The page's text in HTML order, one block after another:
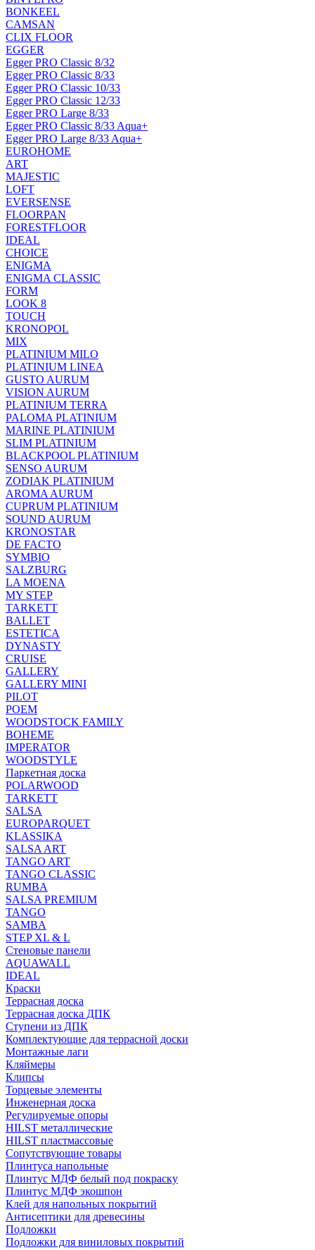
BONKEEL
CAMSAN
CLIX FLOOR
EGGER
Egger PRO Classic 8/32
Egger PRO Classic 8/33
Egger PRO Classic 10/33
Egger PRO Classic 12/33
Egger PRO Large 8/33
Egger PRO Classic 8/33 Aqua+
Egger PRO Large 8/33 Aqua+
EUROHOME
ART
MAJESTIC
LOFT
EVERSENSE
FLOORPAN
FORESTFLOOR
IDEAL
CHOICE
ENIGMA
ENIGMA CLASSIC
FORM
LOOK 8
TOUCH
KRONOPOL
MIX
PLATINIUM MILO
PLATINIUM LINEA
GUSTO AURUM
VISION AURUM
PLATINIUM TERRA
PALOMA PLATINIUM
MARINE PLATINIUM
SLIM PLATINIUM
BLACKPOOL PLATINIUM
SENSO AURUM
ZODIAK PLATINIUM
AROMA AURUM
CUPRUM PLATINIUM
SOUND AURUM
KRONOSTAR
DE FACTO
SYMBIO
SALZBURG
LA MOENA
MY STEP
TARKETT
BALLET
ESTETICA
DYNASTY
CRUISE
GALLERY
GALLERY MINI
PILOT
POEM
WOODSTOCK FAMILY
BOHEME
IMPERATOR
WOODSTYLE
Паркетная доска
POLARWOOD
TARKETT
SALSA
EUROPARQUET
KLASSIKA
SALSA ART
TANGO ART
TANGO CLASSIC
RUMBA
SALSA PREMIUM
TANGO
SAMBA
STEP XL & L
Стеновые панели
AQUAWALL
IDEAL
Краски
Террасная доска
Террасная доска ДПК
Ступени из ДПК
Комплектующие для террасной доски
Монтажные лаги
Кляймеры
Клипсы
Торцевые элементы
Инженерная доска
Регулируемые опоры
HILST металлические
HILST пластмассовые
Сопутствующие товары
Плинтуса напольные
Плинтус МДФ белый под покраску
Плинтус МДФ экошпон
Клей для напольных покрытий
Антисептики для древесины
Подложки
Подложки для виниловых покрытий